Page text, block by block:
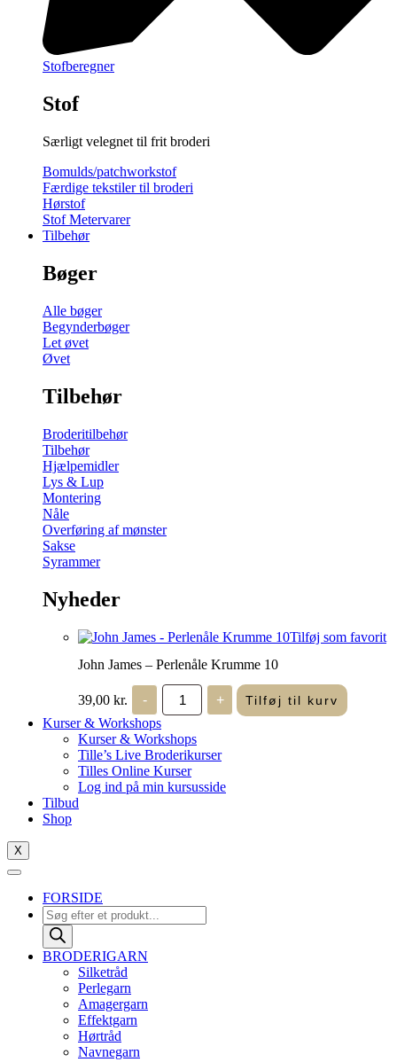
Stofberegner
Stof
Særligt velegnet til frit broderi
Bomulds/patchworkstof
Færdige tekstiler til broderi
Hørstof
Stof Metervarer
Tilbehør
Bøger
Alle bøger
Begynderbøger
Let øvet
Øvet
Tilbehør
Broderitilbehør
Tilbehør
Hjælpemidler
Lys & Lup
Montering
Nåle
Overføring af mønster
Sakse
Syrammer
Nyheder
Tilføj som favorit
John James – Perlenåle Krumme 10
39,00 kr. -
John
James
-
Perlenåle
Krumme
10
antal
+ Tilføj til kurv
Kurser & Workshops
Kurser & Workshops
Tille’s Live Broderikurser
Tilles Online Kurser
Log ind på min kursusside
Tilbud
Shop
X
FORSIDE
Products
search
BRODERIGARN
Silketråd
Perlegarn
Amagergarn
Effektgarn
Hørtråd
Navnegarn